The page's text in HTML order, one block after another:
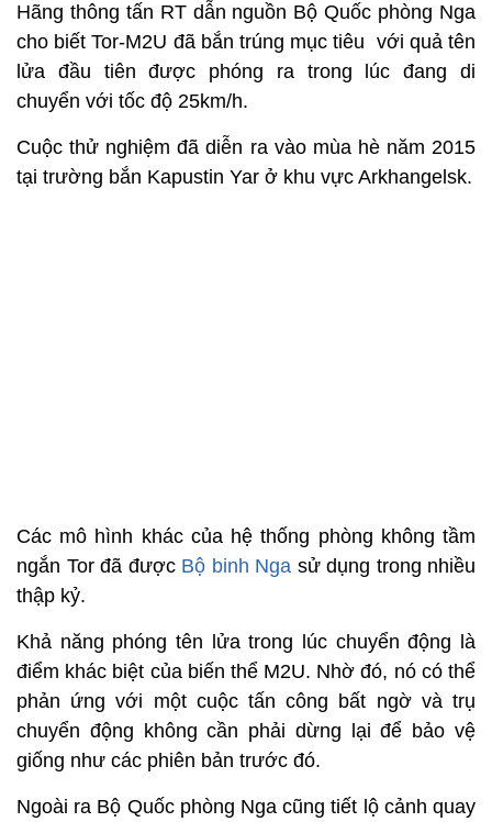
Hãng thông tấn RT dẫn nguồn Bộ Quốc phòng Nga
cho biết Tor-M2U đã bắn trúng mục tiêu với quả tên
lửa đầu tiên được phóng ra trong lúc đang di
chuyển với tốc độ 25km/h.
Cuộc thử nghiệm đã diễn ra vào mùa hè năm 2015
tại trường bắn Kapustin Yar ở khu vực Arkhangelsk.
Các mô hình khác của hệ thống phòng không tầm
ngắn Tor đã được Bộ binh Nga sử dụng trong nhiều
thập kỷ.
Khả năng phóng tên lửa trong lúc chuyển động là
điểm khác biệt của biến thể M2U. Nhờ đó, nó có thể
phản ứng với một cuộc tấn công bất ngờ và trụ
chuyển động không cần phải dừng lại để bảo vệ
giống như các phiên bản trước đó.
Ngoài ra Bộ Quốc phòng Nga cũng tiết lộ cảnh quay